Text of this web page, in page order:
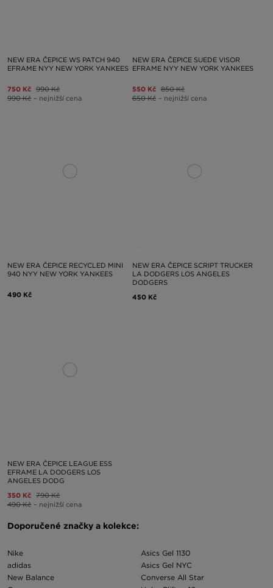
NEW ERA ČEPICE WS PATCH 940
EFRAME NYY NEW YORK YANKEES
750 Kč 990 Kč
990 Kč – nejnižší cena
NEW ERA ČEPICE SUEDE VISOR
EFRAME NYY NEW YORK YANKEES
550 Kč 850 Kč
650 Kč – nejnižší cena
NEW ERA ČEPICE RECYCLED MINI
940 NYY NEW YORK YANKEES
490 Kč
NEW ERA ČEPICE SCRIPT TRUCKER
LA DODGERS LOS ANGELES
DODGERS
450 Kč
NEW ERA ČEPICE LEAGUE ESS
EFRAME LA DODGERS LOS
ANGELES DODG
350 Kč 790 Kč
490 Kč – nejnižší cena
Doporučené značky a kolekce:
Nike
adidas
New Balance
Asics Gel 1130
Asics Gel NYC
Converse All Star